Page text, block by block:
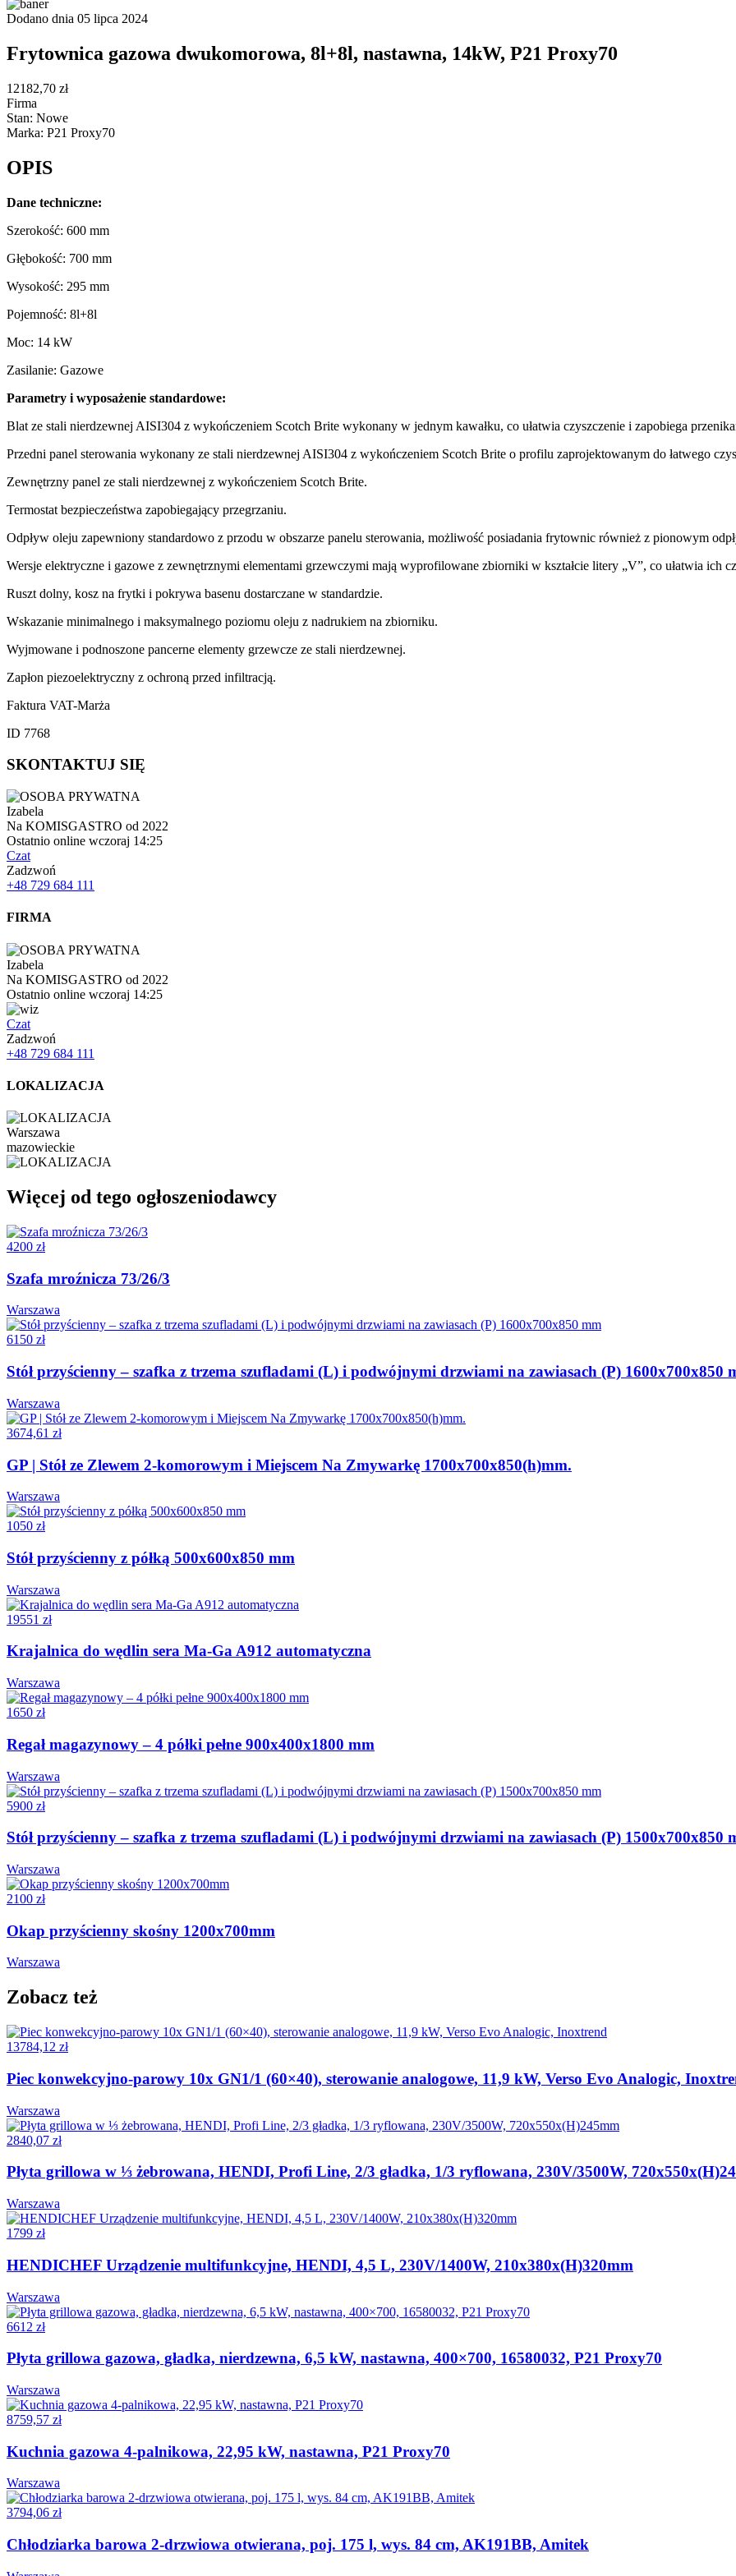
Dodano dnia 05 lipca 2024
Frytownica gazowa dwukomorowa, 8l+8l, nastawna, 14kW, P21 Proxy70
12182,70 zł
Firma
Stan: Nowe
Marka: P21 Proxy70
OPIS
Dane techniczne:
Szerokość: 600 mm
Głębokość: 700 mm
Wysokość: 295 mm
Pojemność: 8l+8l
Moc: 14 kW
Zasilanie: Gazowe
Parametry i wyposażenie standardowe:
Blat ze stali nierdzewnej AISI304 z wykończeniem Scotch Brite wykonany w jednym kawałku, co ułatwia czyszczenie i zapobiega
Przedni panel sterowania wykonany ze stali nierdzewnej AISI304 z wykończeniem Scotch Brite o profilu zaprojektowanym do łatwego
Zewnętrzny panel ze stali nierdzewnej z wykończeniem Scotch Brite.
Termostat bezpieczeństwa zapobiegający przegrzaniu.
Odpływ oleju zapewniony standardowo z przodu w obszarze panelu sterowania, możliwość posiadania frytownic również z pionowym
Wersje elektryczne i gazowe z zewnętrznymi elementami grzewczymi mają wyprofilowane zbiorniki w kształcie litery „V”, co ułatwia ich
Ruszt dolny, kosz na frytki i pokrywa basenu dostarczane w standardzie.
Wskazanie minimalnego i maksymalnego poziomu oleju z nadrukiem na zbiorniku.
Wyjmowane i podnoszone pancerne elementy grzewcze ze stali nierdzewnej.
Zapłon piezoelektryczny z ochroną przed infiltracją.
Faktura VAT-Marża
ID 7768
SKONTAKTUJ SIĘ
Izabela
Na KOMISGASTRO od 2022
Ostatnio online wczoraj 14:25
Czat
Zadzwoń
+48 729 684 111
FIRMA
Izabela
Na KOMISGASTRO od 2022
Ostatnio online wczoraj 14:25
Czat
Zadzwoń
+48 729 684 111
LOKALIZACJA
Warszawa
mazowieckie
Więcej od tego ogłoszeniodawcy
4200 zł
Szafa mroźnicza 73/26/3
Warszawa
6150 zł
Stół przyścienny – szafka z trzema szufladami (L) i podwójnymi drzwiami na zawiasach (P) 1600x700x850
Warszawa
3674,61 zł
GP | Stół ze Zlewem 2-komorowym i Miejscem Na Zmywarkę 1700x700x850(h)mm.
Warszawa
1050 zł
Stół przyścienny z półką 500x600x850 mm
Warszawa
19551 zł
Krajalnica do wędlin sera Ma-Ga A912 automatyczna
Warszawa
1650 zł
Regał magazynowy – 4 półki pełne 900x400x1800 mm
Warszawa
5900 zł
Stół przyścienny – szafka z trzema szufladami (L) i podwójnymi drzwiami na zawiasach (P) 1500x700x850
Warszawa
2100 zł
Okap przyścienny skośny 1200x700mm
Warszawa
Zobacz też
13784,12 zł
Piec konwekcyjno-parowy 10x GN1/1 (60×40), sterowanie analogowe, 11,9 kW, Verso Evo Analogic,
Warszawa
2840,07 zł
Płyta grillowa w ⅓ żebrowana, HENDI, Profi Line, 2/3 gładka, 1/3 ryflowana, 230V/3500W,
Warszawa
1799 zł
HENDICHEF Urządzenie multifunkcyjne, HENDI, 4,5 L, 230V/1400W, 210x380x(H)320mm
Warszawa
6612 zł
Płyta grillowa gazowa, gładka, nierdzewna, 6,5 kW, nastawna, 400×700, 16580032, P21 Proxy70
Warszawa
8759,57 zł
Kuchnia gazowa 4-palnikowa, 22,95 kW, nastawna, P21 Proxy70
Warszawa
3794,06 zł
Chłodziarka barowa 2-drzwiowa otwierana, poj. 175 l, wys. 84 cm, AK191BB, Amitek